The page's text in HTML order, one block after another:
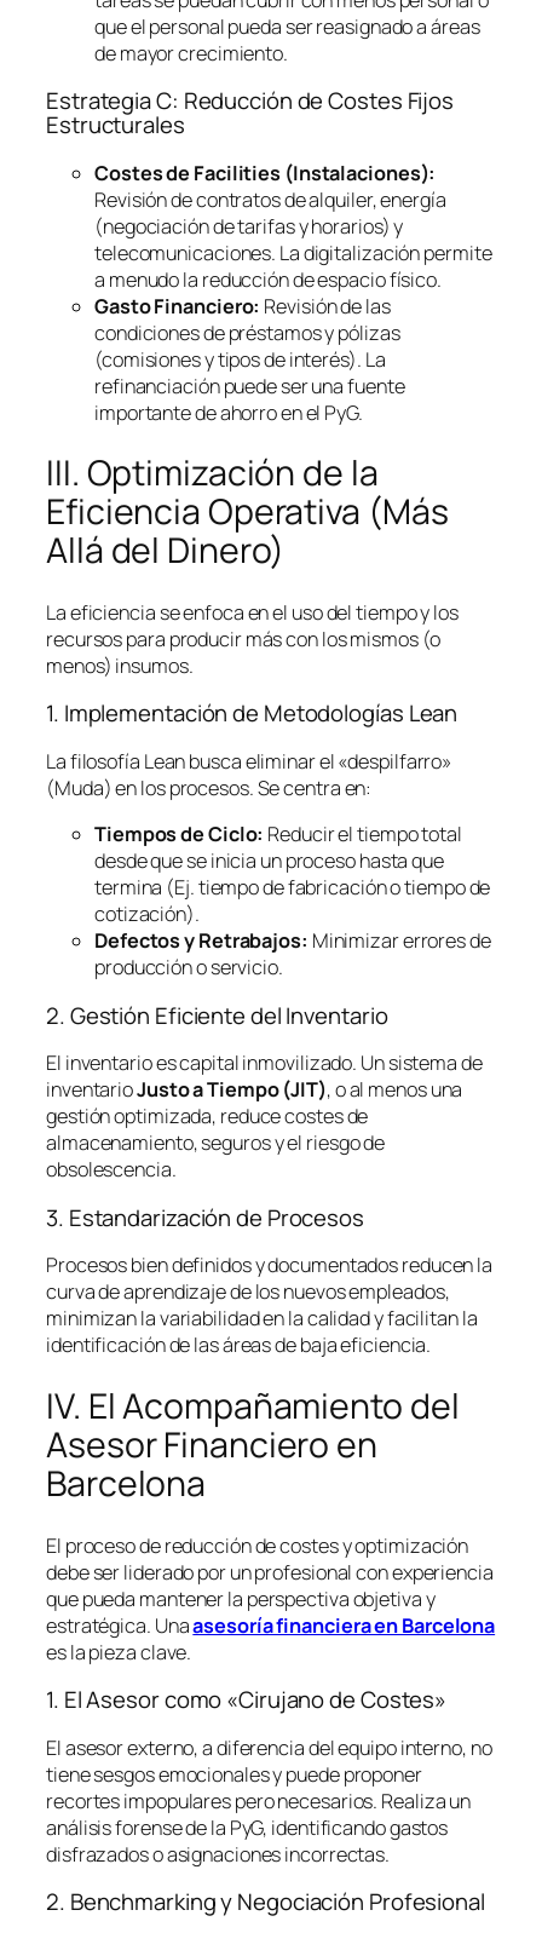
que el personal pueda ser reasignado a áreas
de mayor crecimiento.
Estrategia C: Reducción de Costes Fijos
Estructurales
Costes de Facilities (Instalaciones):
Revisión de contratos de alquiler, energía
(negociación de tarifas y horarios) y
telecomunicaciones. La digitalización permite
a menudo la reducción de espacio físico.
Gasto Financiero: Revisión de las
condiciones de préstamos y pólizas
(comisiones y tipos de interés). La
refinanciación puede ser una fuente
importante de ahorro en el PyG.
III. Optimización de la
Eficiencia Operativa (Más
Allá del Dinero)
La eficiencia se enfoca en el uso del tiempo y los
recursos para producir más con los mismos (o
menos) insumos.
1. Implementación de Metodologías Lean
La filosofía Leanbusca eliminar el «despilfarro»
(Muda) en los procesos. Se centra en:
Tiempos de Ciclo: Reducir el tiempo total
desde que se inicia un proceso hasta que
termina (Ej. tiempo de fabricación o tiempo de
cotización).
Defectos y Retrabajos: Minimizar errores de
producción o servicio.
2. Gestión Eficiente del Inventario
El inventario es capital inmovilizado. Un sistema de
inventarioJusto a Tiempo (JIT), o al menos una
gestión optimizada, reduce costes de
almacenamiento, seguros y el riesgo de
obsolescencia.
3. Estandarización de Procesos
Procesos bien definidos y documentados reducen la
curva de aprendizaje de los nuevos empleados,
minimizan la variabilidad en la calidad y facilitan la
identificación de las áreas de baja eficiencia.
IV. El Acompañamiento del
Asesor Financiero en
Barcelona
El proceso de reducción de costes y optimización
debe ser liderado por un profesional con experiencia
que pueda mantener la perspectiva objetiva y
estratégica. Unaasesoría financiera en Barcelona
es la pieza clave.
1. El Asesor como «Cirujano de Costes»
El asesor externo, a diferencia del equipo interno, no
tiene sesgos emocionales y puede proponer
recortes impopulares pero necesarios. Realiza un
análisis forense de la PyG, identificando gastos
disfrazados o asignaciones incorrectas.
2. Benchmarking y Negociación Profesional